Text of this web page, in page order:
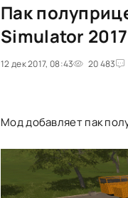
Пак
Simulator 2017
12 дек 2017, 08:43 20 483
1 2 3 4 5
Мод добавляет пак